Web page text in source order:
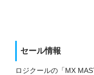
セール情報
ロジクールの「MX